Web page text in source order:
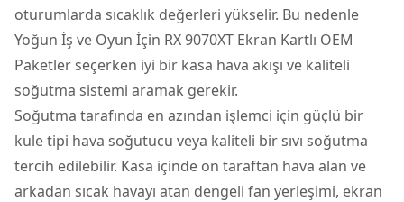
oturumlarda sıcaklık değerleri yükselir. Bu nedenle
Yoğun İş ve Oyun İçin RX 9070XT Ekran Kartlı OEM
Paketler seçerken iyi bir kasa hava akışı ve kaliteli
soğutma sistemi aramak gerekir.
Soğutma tarafında en azından işlemci için güçlü bir
kule tipi hava soğutucu veya kaliteli bir sıvı soğutma
tercih edilebilir. Kasa içinde ön taraftan hava alan ve
arkadan sıcak havayı atan dengeli fan yerleşimi, ekran